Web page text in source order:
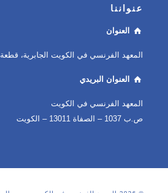
عنواننا
العنوان
المعهد الفرنسي في الكويت الجابرية، قطعة 12، شارع 6، فيلا 41
العنوان البريدي
المعهد الفرنسي في الكويت
ص.ب 1037 – الصفاة 13011 – الكويت